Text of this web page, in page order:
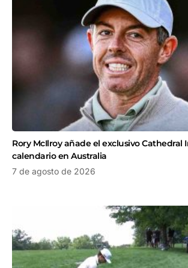
Rory McIlroy añade el exclusivo Cathedral
calendario en Australia
7 de agosto de 2026